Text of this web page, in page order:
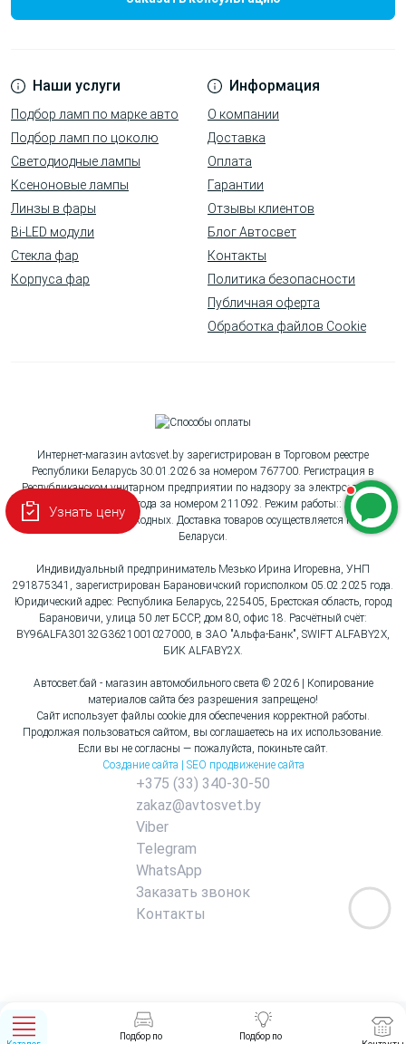
Подбор по
Подбор по
Наши услуги
Подбор ламп по марке авто
Подбор ламп по цоколю
Светодиодные лампы
Ксеноновые лампы
Линзы в фары
Bi-LED модули
Стекла фар
Корпуса фар
Информация
О компании
Доставка
Оплата
Гарантии
Отзывы клиентов
Блог Автосвет
Контакты
Политика безопасности
Публичная оферта
Обработка файлов Cookie
Интернет-магазин avtosvet.by зарегистрирован в Торговом реестре
Республики Беларусь 30.01.2026 за номером 767700. Регистрация в
Республиканском унитарном предприятии по надзору за электросвязью
«БелГИЭ» 26.11.2025 года за номером 211092. Режим работы:: Пн-Вс с
10:00 до 18:00, без выходных. Доставка товаров осуществляется по всей
Беларуси.
Индивидуальный предприниматель Мезько Ирина Игоревна, УНП
291875341, зарегистрирован Барановичский горисполком 05.02.2025 года.
Юридический адрес: Республика Беларусь, 225405, Брестская область, город
Барановичи, улица 50 лет БССР, дом 80, офис 18. Расчётный счёт:
BY96ALFA30132G3621001027000, в ЗАО "Альфа-Банк", SWIFT ALFABY2X,
БИК ALFABY2X.
Автосвет.бай - магазин автомобильного света © 2026 | Копирование
материалов сайта без разрешения запрещено!
Сайт использует файлы cookie для обеспечения корректной работы.
Продолжая пользоваться сайтом, вы соглашаетесь на их использование.
Если вы не согласны — пожалуйста, покиньте сайт.
Создание сайта | SEO продвижение сайта
+375 (33) 340-30-50
zakaz@avtosvet.by
Viber
Telegram
WhatsApp
Заказать звонок
Контакты
Узнать цену